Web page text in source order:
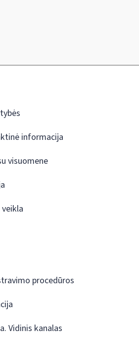
informacija
visuomene
procedūros
Vidinis kanalas